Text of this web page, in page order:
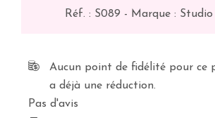
Réf. : S089 - Marque :
Aucun point de fidélité pour ce
a déjà une réduction.
Pas d'avis